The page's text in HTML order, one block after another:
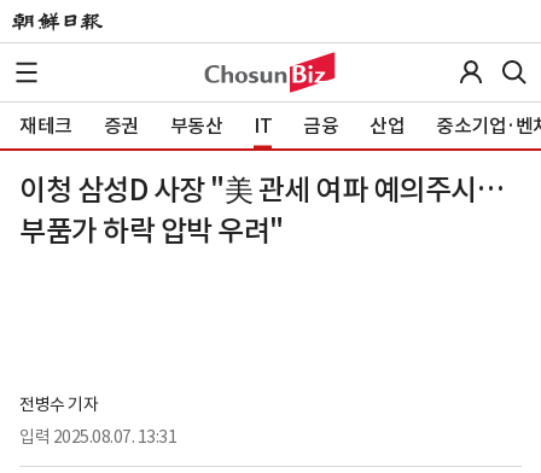
재테크 증권 부동산 IT 금융 산업 중소기업·벤
이청 삼성D 사장 "美 관세 여파 예의주시…
부품가 하락 압박 우려"
전병수 기자
입력 2025.08.07. 13:31